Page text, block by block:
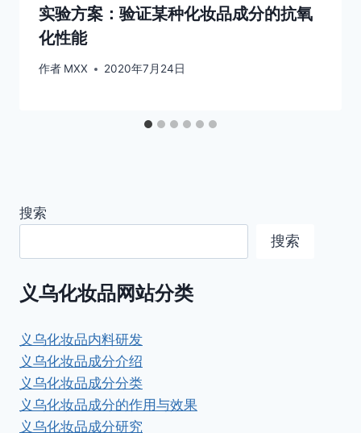
实验方案：验证某种化妆品成分的抗氧
化性能
作者 MXX 2020年7月24日
搜索
搜索
义乌化妆品网站分类
义乌化妆品内料研发
义乌化妆品成分介绍
义乌化妆品成分分类
义乌化妆品成分的作用与效果
义乌化妆品成分研究